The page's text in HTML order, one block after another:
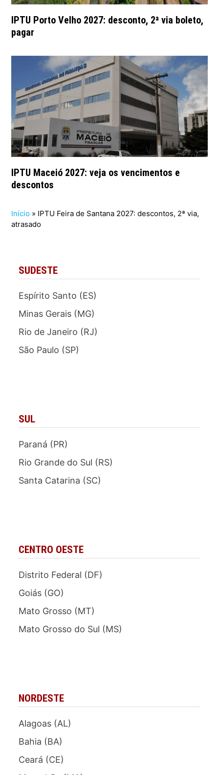
IPTU Porto Velho 2027: desconto, 2ª via boleto,
pagar
IPTU Maceió 2027: veja os vencimentos e
descontos
Início » IPTU Feira de Santana 2027: descontos, 2ª via,
atrasado
SUDESTE
Espírito Santo (ES)
Minas Gerais (MG)
Rio de Janeiro (RJ)
São Paulo (SP)
SUL
Paraná (PR)
Rio Grande do Sul (RS)
Santa Catarina (SC)
CENTRO OESTE
Distrito Federal (DF)
Goiás (GO)
Mato Grosso (MT)
Mato Grosso do Sul (MS)
NORDESTE
Alagoas (AL)
Bahia (BA)
Ceará (CE)